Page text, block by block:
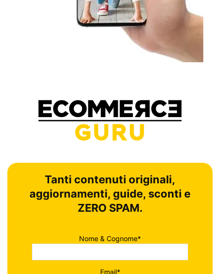
Tanti contenuti originali,
aggiornamenti, guide, sconti e
ZERO SPAM.
Nome & Cognome*
Email*